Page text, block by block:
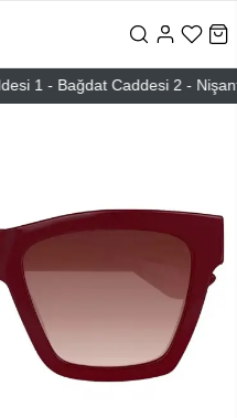
1 - Bağdat Caddesi 2 -